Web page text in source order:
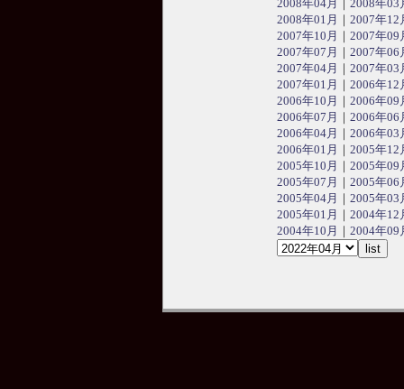
2008年04月
2008年03
2008年01月 ｜ 2007年12
2007年10月 ｜ 2007年09
2007年07月 ｜ 2007年06
2007年04月 ｜ 2007年03
2007年01月 ｜ 2006年12
2006年10月 ｜ 2006年09
2006年07月 ｜ 2006年06
2006年04月 ｜ 2006年03
2006年01月 ｜ 2005年12
2005年10月 ｜ 2005年09
2005年07月 ｜ 2005年06
2005年04月 ｜ 2005年03
2005年01月 ｜ 2004年12
2004年10月 ｜ 2004年09